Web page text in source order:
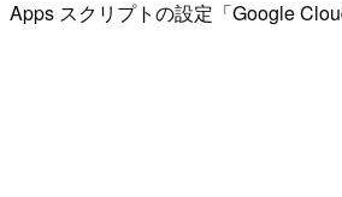
Apps スクリプトの設定「Google